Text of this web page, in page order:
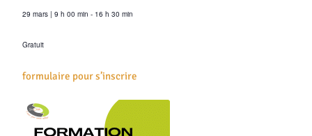
29 mars |9 h 00 min - 16 h 30 min
Gratuit
formulaire pour s’inscrire